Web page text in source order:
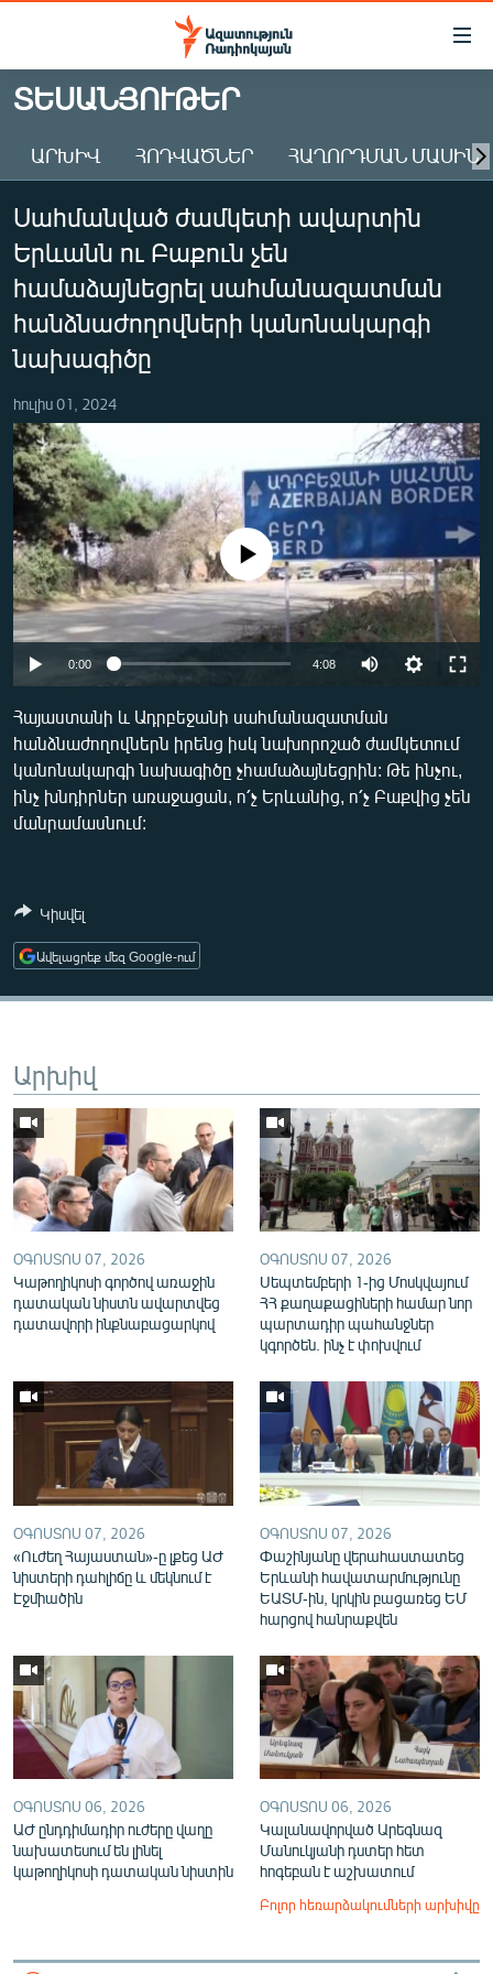
Մատչելիության
Անցնել
հիմնական
Անցնել
հիմնական
մենյուին
Որոնում
ԱԶԱՏՈՒԹՅՈՒՆ TV
ՀԱՅԱՍՏԱՆ
ԸՆՏՐՈՒԹՅՈՒՆՆԵՐ 2026
ԻՐԱՎՈՒՆՔ
ՀԱՍԱՐԱԿՈՒԹՅՈՒՆ
ՏՆՏԵՍՈՒԹՅՈՒՆ
ՊԱՏԵՐԱԶՄԻ 6 ՇԱԲԱԹՆԵՐԸ
ՏԱՐԱԾԱՇՐՋԱՆ
ՄԻՋԱԶԳԱՅԻՆ
ՄՇԱԿՈՒՅԹ
ՍՊՈՐՏ
ՄԵԿՆԱԲԱՆՈՒԹՅՈՒՆ
ՏՏ ԵՒ ԻՆՏԵՐՆԵՏ
ԿՈՐՈՆԱՎԻՐՈՒՍ
ԱՐԽԻՎ
ՏԵՍԱՆՅՈՒԹԵՐ
ԲԱՆԱՎԵՃ
ՓՈԴՔԱՍԹ
Հայերեն
English
ՀԵՏԵՎԵՔ ՄԵԶ
«Ազատության» բոլոր կայքերը
ՏԵՍԱՆՅՈՒԹԵՐ
ԱՐԽԻՎ ՀՈԴՎԱԾՆԵՐ ՀԱՂՈՐԴՄԱՆ ՄԱՍԻՆ
Սահմանված ժամկետի ավարտին
Երևանն ու Բաքուն չեն
համաձայնեցրել սահմանազատման
հանձնաժողովների կանոնակարգի
նախագիծը
հուլիս 01, 2024
Auto 240p 360p 480p
No media source currently available
0:00 4:08
360p
480p
Հայաստանի և Ադրբեջանի սահմանազատման
հանձնաժողովներն իրենց իսկ նախորոշած ժամկետում
կանոնակարգի նախագիծը չհամաձայնեցրին: Թե ինչու,
ինչ խնդիրներ առաջացան, ո՛չ Երևանից, ո՛չ Բաքվից չեն
մանրամասնում:
Կիսվել
Ավելացրեք մեզ Google-ում
Արխիվ
ՕԳՈՍՏՈՍ 07, 2026
Կաթողիկոսի գործով առաջին
դատական նիստն ավարտվեց
դատավորի ինքնաբացարկով
ՕԳՈՍՏՈՍ 07, 2026
Սեպտեմբերի 1-ից Մոսկվայում
ՀՀ քաղաքացիների համար նոր
պարտադիր պահանջներ
կգործեն. ինչ է փոխվում
ՕԳՈՍՏՈՍ 07, 2026
«Ուժեղ Հայաստան»-ը լքեց ԱԺ
նիստերի դահլիճը և մեկնում է
Էջմիածին
ՕԳՈՍՏՈՍ 07, 2026
Փաշինյանը վերահաստատեց
Երևանի հավատարմությունը
ԵԱՏՄ-ին, կրկին բացառեց ԵՄ
հարցով հանրաքվեն
ՕԳՈՍՏՈՍ 06, 2026
ԱԺ ընդդիմադիր ուժերը վաղը
նախատեսում են լինել
կաթողիկոսի դատական նիստին
ՕԳՈՍՏՈՍ 06, 2026
Կալանավորված Արեգնազ
Մանուկյանի դստեր հետ
հոգեբան է աշխատում
Բոլոր հեռարձակումների արխիվը